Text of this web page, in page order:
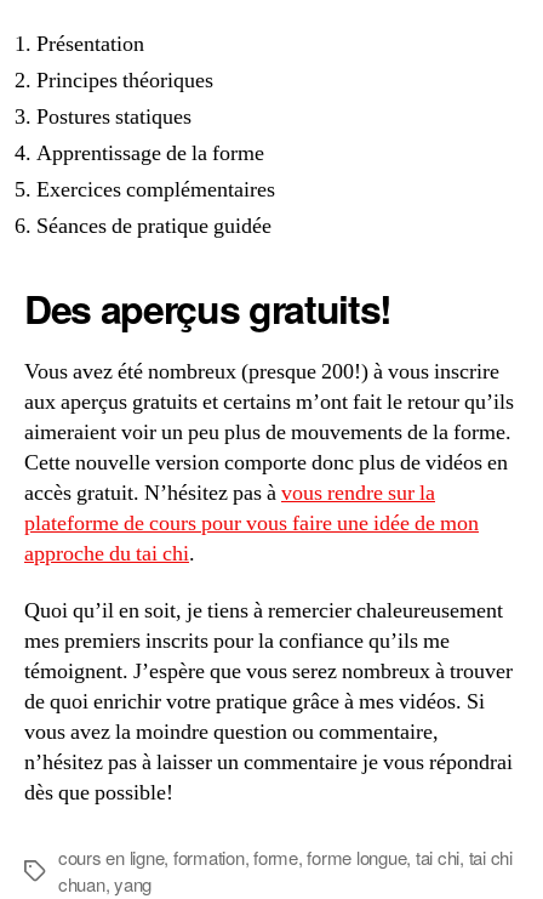
Présentation
Principes théoriques
Postures statiques
Apprentissage de la forme
Exercices complémentaires
Séances de pratique guidée
Des aperçus gratuits!
Vous avez été nombreux (presque 200!) à vous inscrire
aux aperçus gratuits et certains m’ont fait le retour qu’ils
aimeraient voir un peu plus de mouvements de la forme.
Cette nouvelle version comporte donc plus de vidéos en
accès gratuit. N’hésitez pas àvous rendre sur la
plateforme de cours pour vous faire une idée de mon
approche du tai chi.
Quoi qu’il en soit, je tiens à remercier chaleureusement
mes premiers inscrits pour la confiance qu’ils me
témoignent. J’espère que vous serez nombreux à trouver
de quoi enrichir votre pratique grâce à mes vidéos. Si
vous avez la moindre question ou commentaire,
n’hésitez pas à laisser un commentaire je vous répondrai
dès que possible!
Étiquettes
cours en ligne, formation,forme,forme longue, tai chi, tai chi
chuan,yang